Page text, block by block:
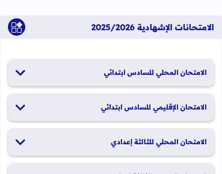
الامتحانات الإشهادية 2025/2026
الامتحان المحلي للسادس ابتدائي
الامتحان الإقليمي للسادس ابتدائي
الامتحان المحلي للثالثة إعدادي